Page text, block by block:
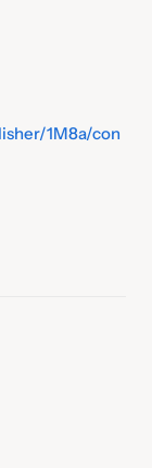
1M8a/con